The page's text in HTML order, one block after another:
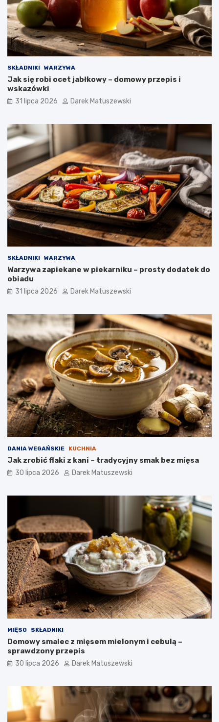
SKŁADNIKI WARZYWA
Jak się robi ocet jabłkowy – domowy przepis i
wskazówki
31 lipca 2026 Darek Matuszewski
SKŁADNIKI WARZYWA
Warzywa zapiekane w piekarniku – prosty dodatek do
obiadu
31 lipca 2026 Darek Matuszewski
DANIA WEGAŃSKIE KUCHNIA
Jak zrobić flaki z kani – tradycyjny smak bez mięsa
30 lipca 2026 Darek Matuszewski
MIĘSO SKŁADNIKI
Domowy smalec z mięsem mielonym i cebulą –
sprawdzony przepis
30 lipca 2026 Darek Matuszewski